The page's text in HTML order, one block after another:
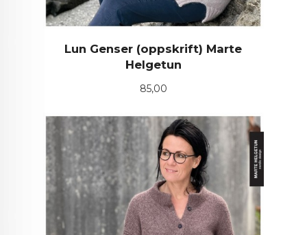
Lun Genser (oppskrift) Marte
Helgetun
Pris
85,00